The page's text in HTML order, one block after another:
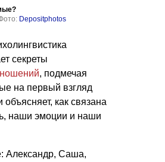
Depositphotos
секреты
, подмечая
на первый взгляд
объясняет, как связана
наши эмоции и наши
Александр, Саша,